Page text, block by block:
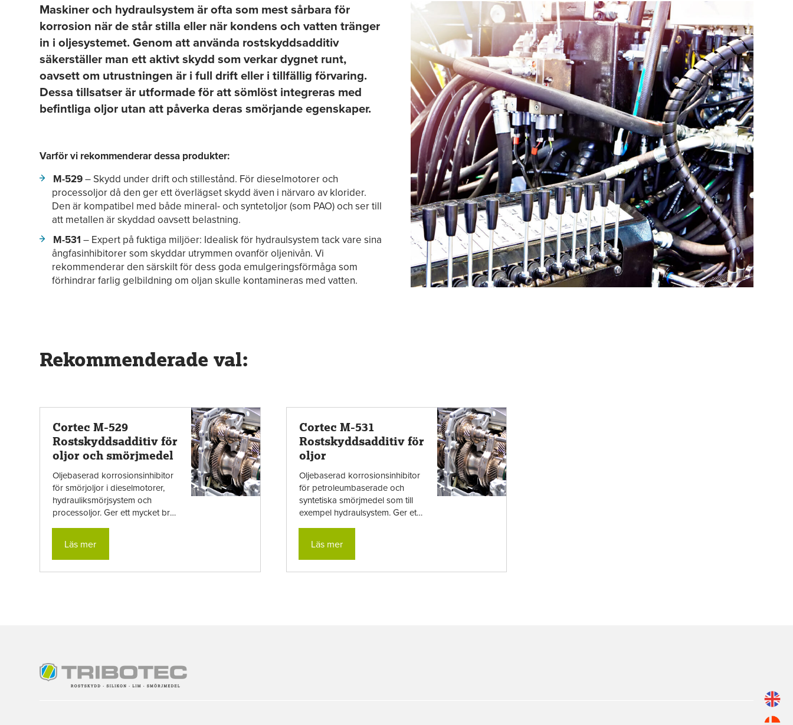
Maskiner och hydraulsystem är ofta som mest sårbara för
korrosion när de står stilla eller när kondens och vatten tränger
in i oljesystemet. Genom att använda rostskyddsadditiv
säkerställer man ett aktivt skydd som verkar dygnet runt,
oavsett om utrustningen är i full drift eller i tillfällig förvaring.
Dessa tillsatser är utformade för att sömlöst integreras med
befintliga oljor utan att påverka deras smörjande egenskaper.
Varför vi rekommenderar dessa produkter:
M-529– Skydd under drift och stillestånd. För dieselmotorer och
processoljor då den ger ett överlägset skydd även i närvaro av klorider.
Den är kompatibel med både mineral- och syntetoljor (som PAO) och ser till
att metallen är skyddad oavsett belastning.
M-531 – Expert på fuktiga miljöer: Idealisk för hydraulsystem tack vare sina
ångfasinhibitorer som skyddar utrymmen ovanför oljenivån. Vi
rekommenderar den särskilt för dess goda emulgeringsförmåga som
förhindrar farlig gelbildning om oljan skulle kontamineras med vatten.
Rekommenderade val:
Cortec M-529
Rostskyddsadditiv för
oljor och smörjmedel
Oljebaserad korrosionsinhibitor
för smörjoljor i dieselmotorer,
hydrauliksmörjsystem och
processoljor. Ger ett mycket bra
Läs mer
Cortec M-531
Rostskyddsadditiv för
oljor
Oljebaserad korrosionsinhibitor
för petroleumbaserade och
syntetiska smörjmedel som till
exempel hydraulsystem. Ger ett
Läs mer